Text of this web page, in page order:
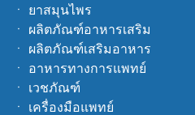
ㆍ ยาสมุนไพร
ㆍ ผลิตภัณฑ์อาหารเสริม
ㆍ ผลิตภัณฑ์เสริมอาหาร
ㆍ อาหารทางการแพทย์
ㆍ เวชภัณฑ์
ㆍ เครื่องมือแพทย์